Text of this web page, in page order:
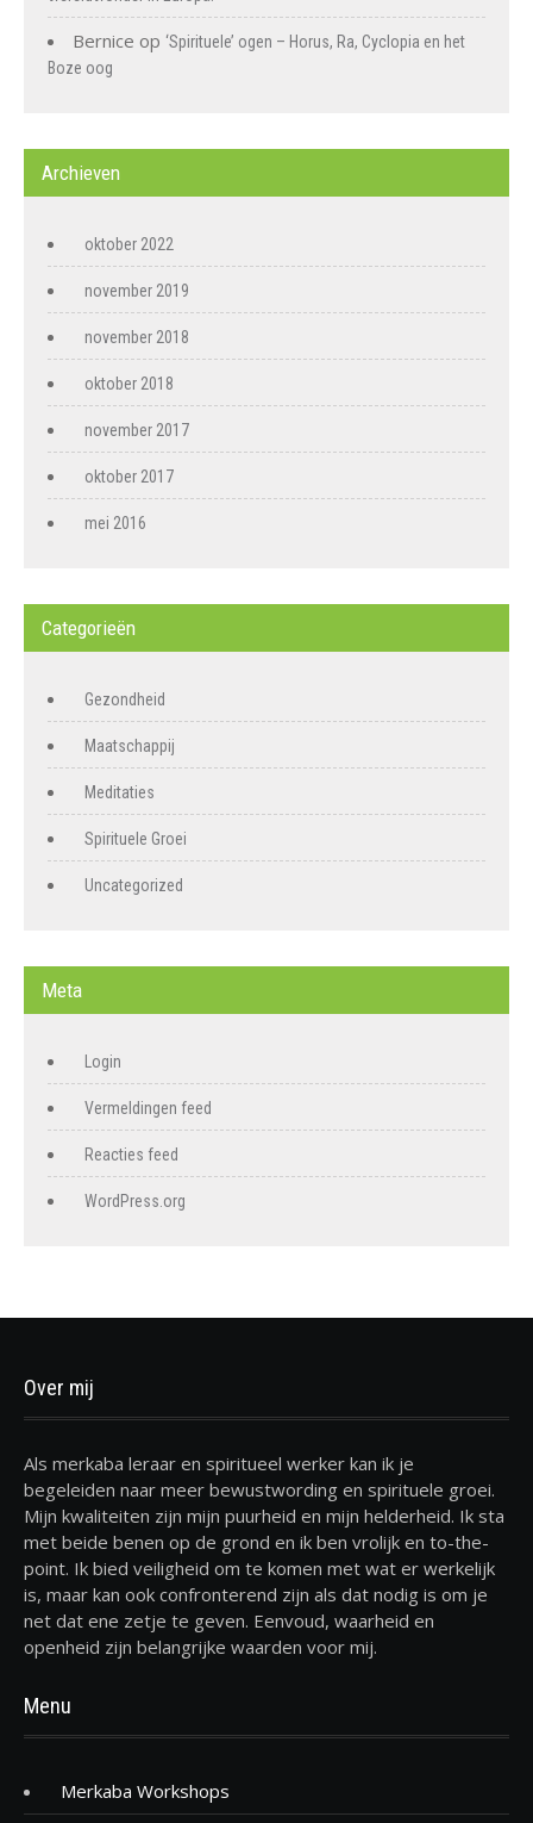
Bernice op ‘Spirituele’ ogen – Horus, Ra, Cyclopia en het
Boze oog
Archieven
oktober 2022
november 2019
november 2018
oktober 2018
november 2017
oktober 2017
mei 2016
Categorieën
Gezondheid
Maatschappij
Meditaties
Spirituele Groei
Uncategorized
Meta
Login
Vermeldingen feed
Reacties feed
WordPress.org
Over mij
Als merkaba leraar en spiritueel werker kan ik je
begeleiden naar meer bewustwording en spirituele groei.
Mijn kwaliteiten zijn mijn puurheid en mijn helderheid. Ik sta
met beide benen op de grond en ik ben vrolijk en to-the-
point. Ik bied veiligheid om te komen met wat er werkelijk
is, maar kan ook confronterend zijn als dat nodig is om je
net dat ene zetje te geven. Eenvoud, waarheid en
openheid zijn belangrijke waarden voor mij.
Menu
Merkaba Workshops